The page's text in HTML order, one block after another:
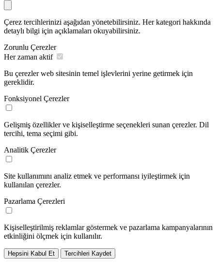
Çerez tercihlerinizi aşağıdan yönetebilirsiniz. Her kategori hakkında
detaylı bilgi için açıklamaları okuyabilirsiniz.
Zorunlu Çerezler
Her zaman aktif
Bu çerezler web sitesinin temel işlevlerini yerine getirmek için
gereklidir.
Fonksiyonel Çerezler
Gelişmiş özellikler ve kişiselleştirme seçenekleri sunan çerezler. Dil
tercihi, tema seçimi gibi.
Analitik Çerezler
Site kullanımını analiz etmek ve performansı iyileştirmek için
kullanılan çerezler.
Pazarlama Çerezleri
Kişiselleştirilmiş reklamlar göstermek ve pazarlama kampanyalarının
etkinliğini ölçmek için kullanılır.
Hepsini Kabul Et Tercihleri Kaydet